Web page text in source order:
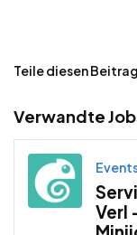
Teile diesen
Verwandte
Verl